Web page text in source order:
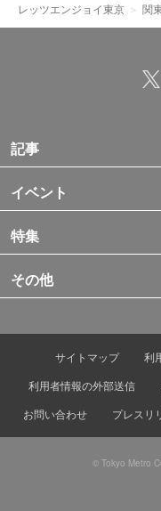
レッツエンジョイ東京 関
記事
イベント
特集
その他
サイトマップ 利
利用者情報の外部送信
お問い合わせ
プレスリ
© Tokyo Metro